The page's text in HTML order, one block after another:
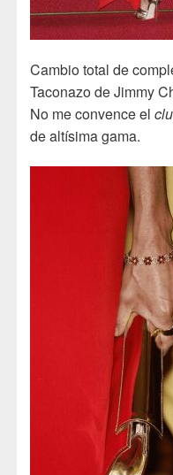
Cambio total de
Taconazo de Jimmy
No me convence el
de altísima gama.